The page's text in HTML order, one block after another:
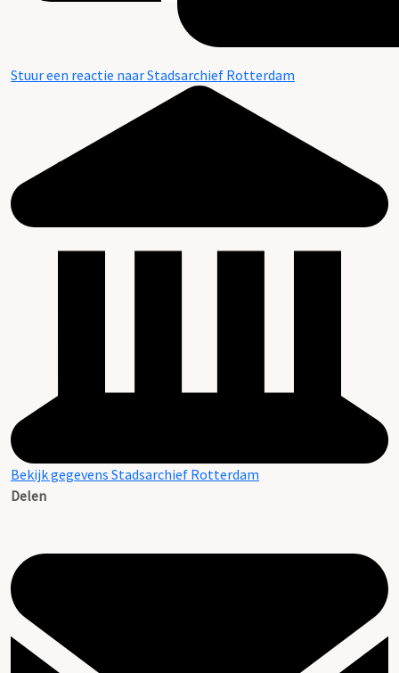
Stuur een reactie naar Stadsarchief Rotterdam
Bekijk gegevens Stadsarchief Rotterdam
Delen